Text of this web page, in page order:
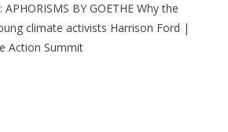
APHORISMS BY GOETHE Why the
climate activists Harrison Ford |
Action Summit